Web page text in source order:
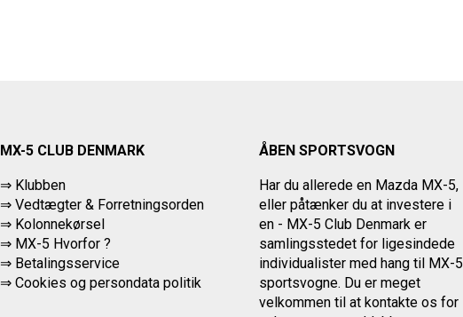
MX-5 CLUB DENMARK
⇒ Klubben
⇒ Vedtægter & Forretningsorden
⇒ Kolonnekørsel
⇒ MX-5 Hvorfor ?
⇒ Betalingsservice
⇒ Cookies og persondata politik
ÅBEN SPORTSVOGN
Har du allerede en Mazda MX-5,
eller påtænker du at investere i
en - MX-5 Club Denmark er
samlingsstedet for ligesindede
individualister med hang til MX-5
sportsvogne. Du er meget
velkommen til at kontakte os for